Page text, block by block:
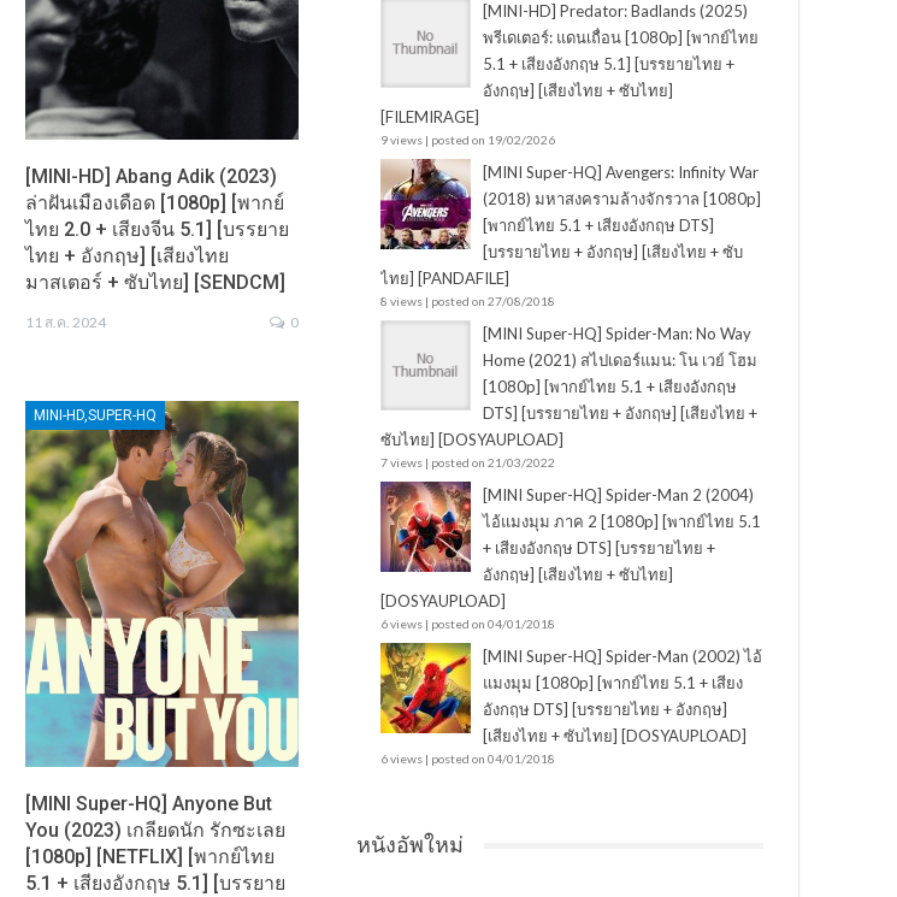
[MINI-HD] Abang Adik (2023)
ล่าฝันเมืองเดือด [1080p] [พากย์
ไทย 2.0 + เสียงจีน 5.1] [บรรยาย
ไทย + อังกฤษ] [เสียงไทย
มาสเตอร์ + ซับไทย] [SENDCM]
11 ส.ค. 2024 0
MINI-HD,SUPER-HQ
[MINI Super-HQ] Anyone But
You (2023) เกลียดนัก รักซะเลย
[1080p] [NETFLIX] [พากย์ไทย
5.1 + เสียงอังกฤษ 5.1] [บรรยาย
[MINI-HD] Predator: Badlands (2025)
พรีเดเตอร์: แดนเถื่อน [1080p] [พากย์ไทย
5.1 + เสียงอังกฤษ 5.1] [บรรยายไทย +
อังกฤษ] [เสียงไทย + ซับไทย]
[FILEMIRAGE]
9 views| posted on 19/02/2026
[MINI Super-HQ] Avengers: Infinity War
(2018) มหาสงครามล้างจักรวาล [1080p]
[พากย์ไทย 5.1 + เสียงอังกฤษ DTS]
[บรรยายไทย + อังกฤษ] [เสียงไทย + ซับ
ไทย] [PANDAFILE]
8 views| posted on 27/08/2018
[MINI Super-HQ] Spider-Man: No Way
Home (2021) สไปเดอร์แมน: โน เวย์ โฮม
[1080p] [พากย์ไทย 5.1 + เสียงอังกฤษ
DTS] [บรรยายไทย + อังกฤษ] [เสียงไทย +
ซับไทย] [DOSYAUPLOAD]
7 views| posted on 21/03/2022
[MINI Super-HQ] Spider-Man 2 (2004)
ไอ้แมงมุม ภาค 2 [1080p] [พากย์ไทย 5.1
+ เสียงอังกฤษ DTS] [บรรยายไทย +
อังกฤษ] [เสียงไทย + ซับไทย]
[DOSYAUPLOAD]
6 views| posted on 04/01/2018
[MINI Super-HQ] Spider-Man (2002) ไอ้
แมงมุม [1080p] [พากย์ไทย 5.1 + เสียง
อังกฤษ DTS] [บรรยายไทย + อังกฤษ]
[เสียงไทย + ซับไทย] [DOSYAUPLOAD]
6 views| posted on 04/01/2018
หนังอัพใหม่